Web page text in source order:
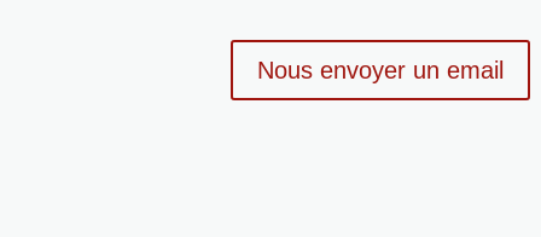
Nous envoyer un email